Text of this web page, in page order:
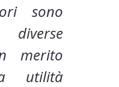
sono
merito
utilità